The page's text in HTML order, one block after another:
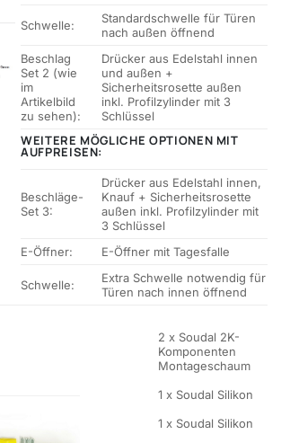
Schwelle:
Standardschwelle für Türen
nach außen öffnend
Beschlag
Set 2 (wie
im
Artikelbild
zu sehen):
Drücker aus Edelstahl innen
und außen +
Sicherheitsrosette außen
inkl. Profilzylinder mit 3
Schlüssel
WEITERE MÖGLICHE OPTIONEN MIT
AUFPREISEN:
Beschläge-
Set 3:
Drücker aus Edelstahl innen,
Knauf + Sicherheitsrosette
außen inkl. Profilzylinder mit
3 Schlüssel
E-Öffner:
E-Öffner mit Tagesfalle
Schwelle:
Extra Schwelle notwendig für
Türen nach innen öffnend
2 x Soudal 2K-
Komponenten
Montageschaum
1 x Soudal Silikon
1 x Soudal Silikon